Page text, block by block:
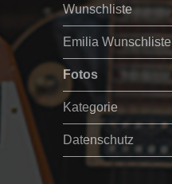
Wunschliste
Emilia Wunschliste
Fotos
Kategorie
Datenschutz